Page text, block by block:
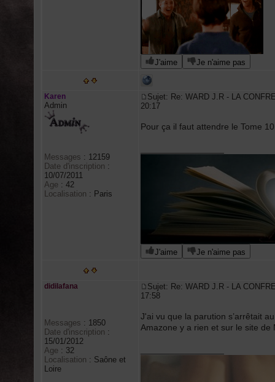
J'aime Je n'aime pas
Karen
Admin
Messages : 12159
Date d'inscription :
10/07/2011
Age : 42
Localisation : Paris
Sujet: Re: WARD J.R - LA
20:17
Pour ça il faut attendre le Tome
J'aime Je n'aime pas
didilafana
Messages : 1850
Date d'inscription :
15/01/2012
Age : 32
Localisation : Saône et
Loire
Sujet: Re: WARD J.R - LA
17:58
J'ai vu que la parution s’arrêtait
Amazone y a rien et sur le site de